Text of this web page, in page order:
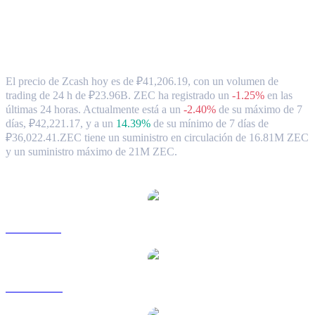
El precio de Zcash hoy es de ₽41,206.19, con un volumen de
trading de 24 h de ₽23.96B. ZEC ha registrado un -1.25% en las
últimas 24 horas. Actualmente está a un -2.40% de su máximo de 7
días, ₽42,221.17, y a un 14.39% de su mínimo de 7 días de
₽36,022.41.ZEC tiene un suministro en circulación de 16.81M ZEC
y un suministro máximo de 21M ZEC.